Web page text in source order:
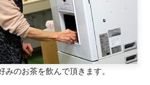
みのお茶を飲んで頂きます。